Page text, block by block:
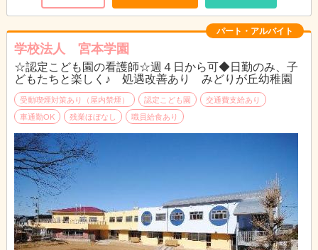
パート・アルバイト
学校法人 宮本学園
☆認定こども園の看護師☆週４日から可◆日勤のみ、子
どもたちと楽しく♪ 処遇改善あり みどりが丘幼稚園
受動喫煙対策あり（屋内禁煙） 認定こども園
交通費支給あり
車通勤OK
残業ほぼなし 職員給食あり